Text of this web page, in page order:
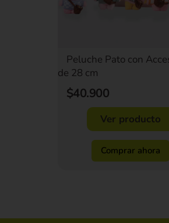
Peluche Pato con
de 28 cm
$40.900
Ver producto
Comprar ahora